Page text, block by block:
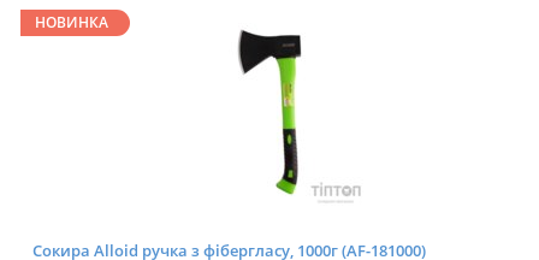
НОВИНКА
Сокира Alloid ручка з фібергласу, 1000г (AF-181000)